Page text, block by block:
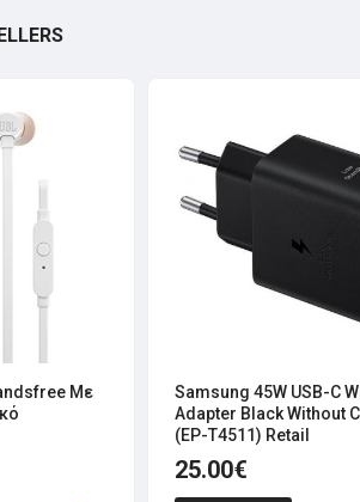
Με
Samsung 45W USB-C
Adapter Black Without
(EP-T4511) Retail
25.00€